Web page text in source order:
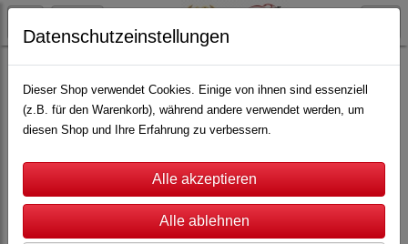
Top-Racer Scale 1:87 Zubehör
Sortierung wählen
Datenschutzeinstellungen
Dieser Shop verwendet Cookies. Einige von ihnen sind essenziell
(z.B. für den Warenkorb), während andere verwendet werden, um
diesen Shop und Ihre Erfahrung zu verbessern.